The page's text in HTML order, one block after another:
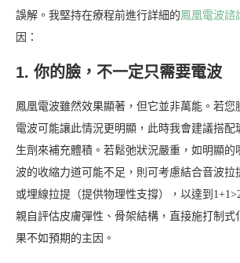
誤解。我堅持在療程前進行詳細的鳳凰電波諮
因：
1. 你的臉，不一定只需要電波
鳳凰電波雖然效果顯著，但它並非萬能。若您
電波可能讓此情況更明顯，此時我會建議搭配
生劑來補充體積。若鬆弛狀況嚴重，如明顯的
波的收縮力道可能不足，則可考慮結合音波拉
或埋線拉提（提供物理性支撐），以達到
親自評估皮膚彈性、骨架結構，直接施打制式
果不如預期的主因。